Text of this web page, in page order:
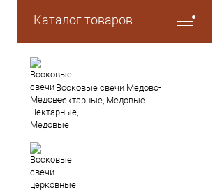
Каталог товаров
Восковые свечи Медово-
Нектарные, Медовые